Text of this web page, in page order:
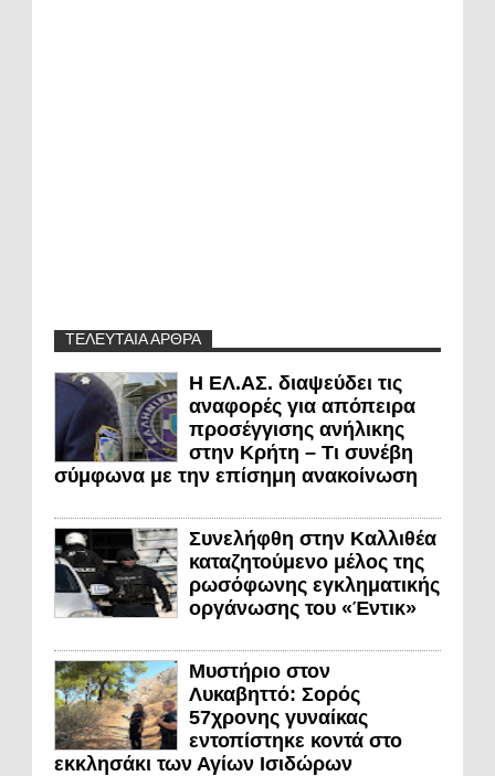
ΤΕΛΕΥΤΑΙΑ ΑΡΘΡΑ
Η ΕΛ.ΑΣ. διαψεύδει τις
αναφορές για απόπειρα
προσέγγισης ανήλικης
στην Κρήτη – Τι συνέβη
σύμφωνα με την επίσημη ανακοίνωση
Συνελήφθη στην Καλλιθέα
καταζητούμενο μέλος της
ρωσόφωνης εγκληματικής
οργάνωσης του «Έντικ»
Μυστήριο στον
Λυκαβηττό: Σορός
57χρονης γυναίκας
εντοπίστηκε κοντά στο
εκκλησάκι των Αγίων Ισιδώρων